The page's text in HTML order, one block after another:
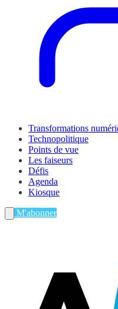
Transformations
Technopolitique
Points de vue
Les faiseurs
Défis
Agenda
Kiosque
M'abonner